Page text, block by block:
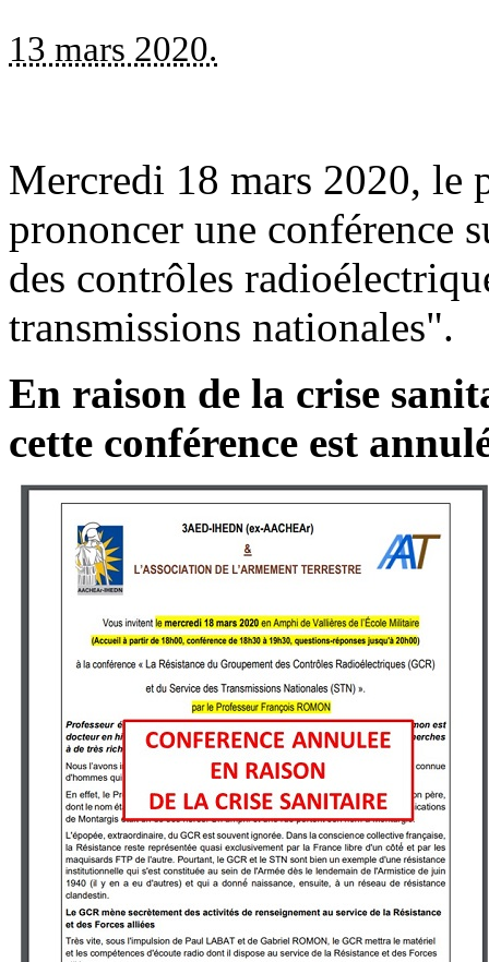
13 mars 2020.
Mercredi 18 mars 2020, le
prononcer une conférence
des contrôles
transmissions nationales".
En raison de la crise
cette conférence est